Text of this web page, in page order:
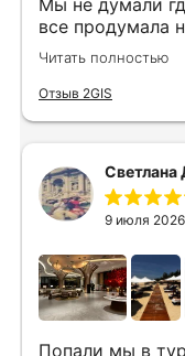
все продумала
в котором мы
в шаговой
Читать полностью
Отзыв 2GIS
Светлана
9 июля 2026
Попали мы в